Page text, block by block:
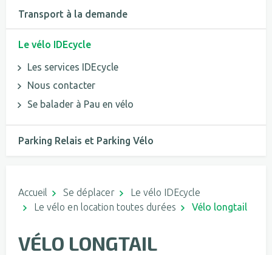
Transport à la demande
Le vélo IDEcycle
Les services IDEcycle
Nous contacter
Se balader à Pau en vélo
Parking Relais et Parking Vélo
Accueil Se déplacer
Le vélo IDEcycle
Le vélo en location toutes durées
Vélo longtail
VÉLO LONGTAIL